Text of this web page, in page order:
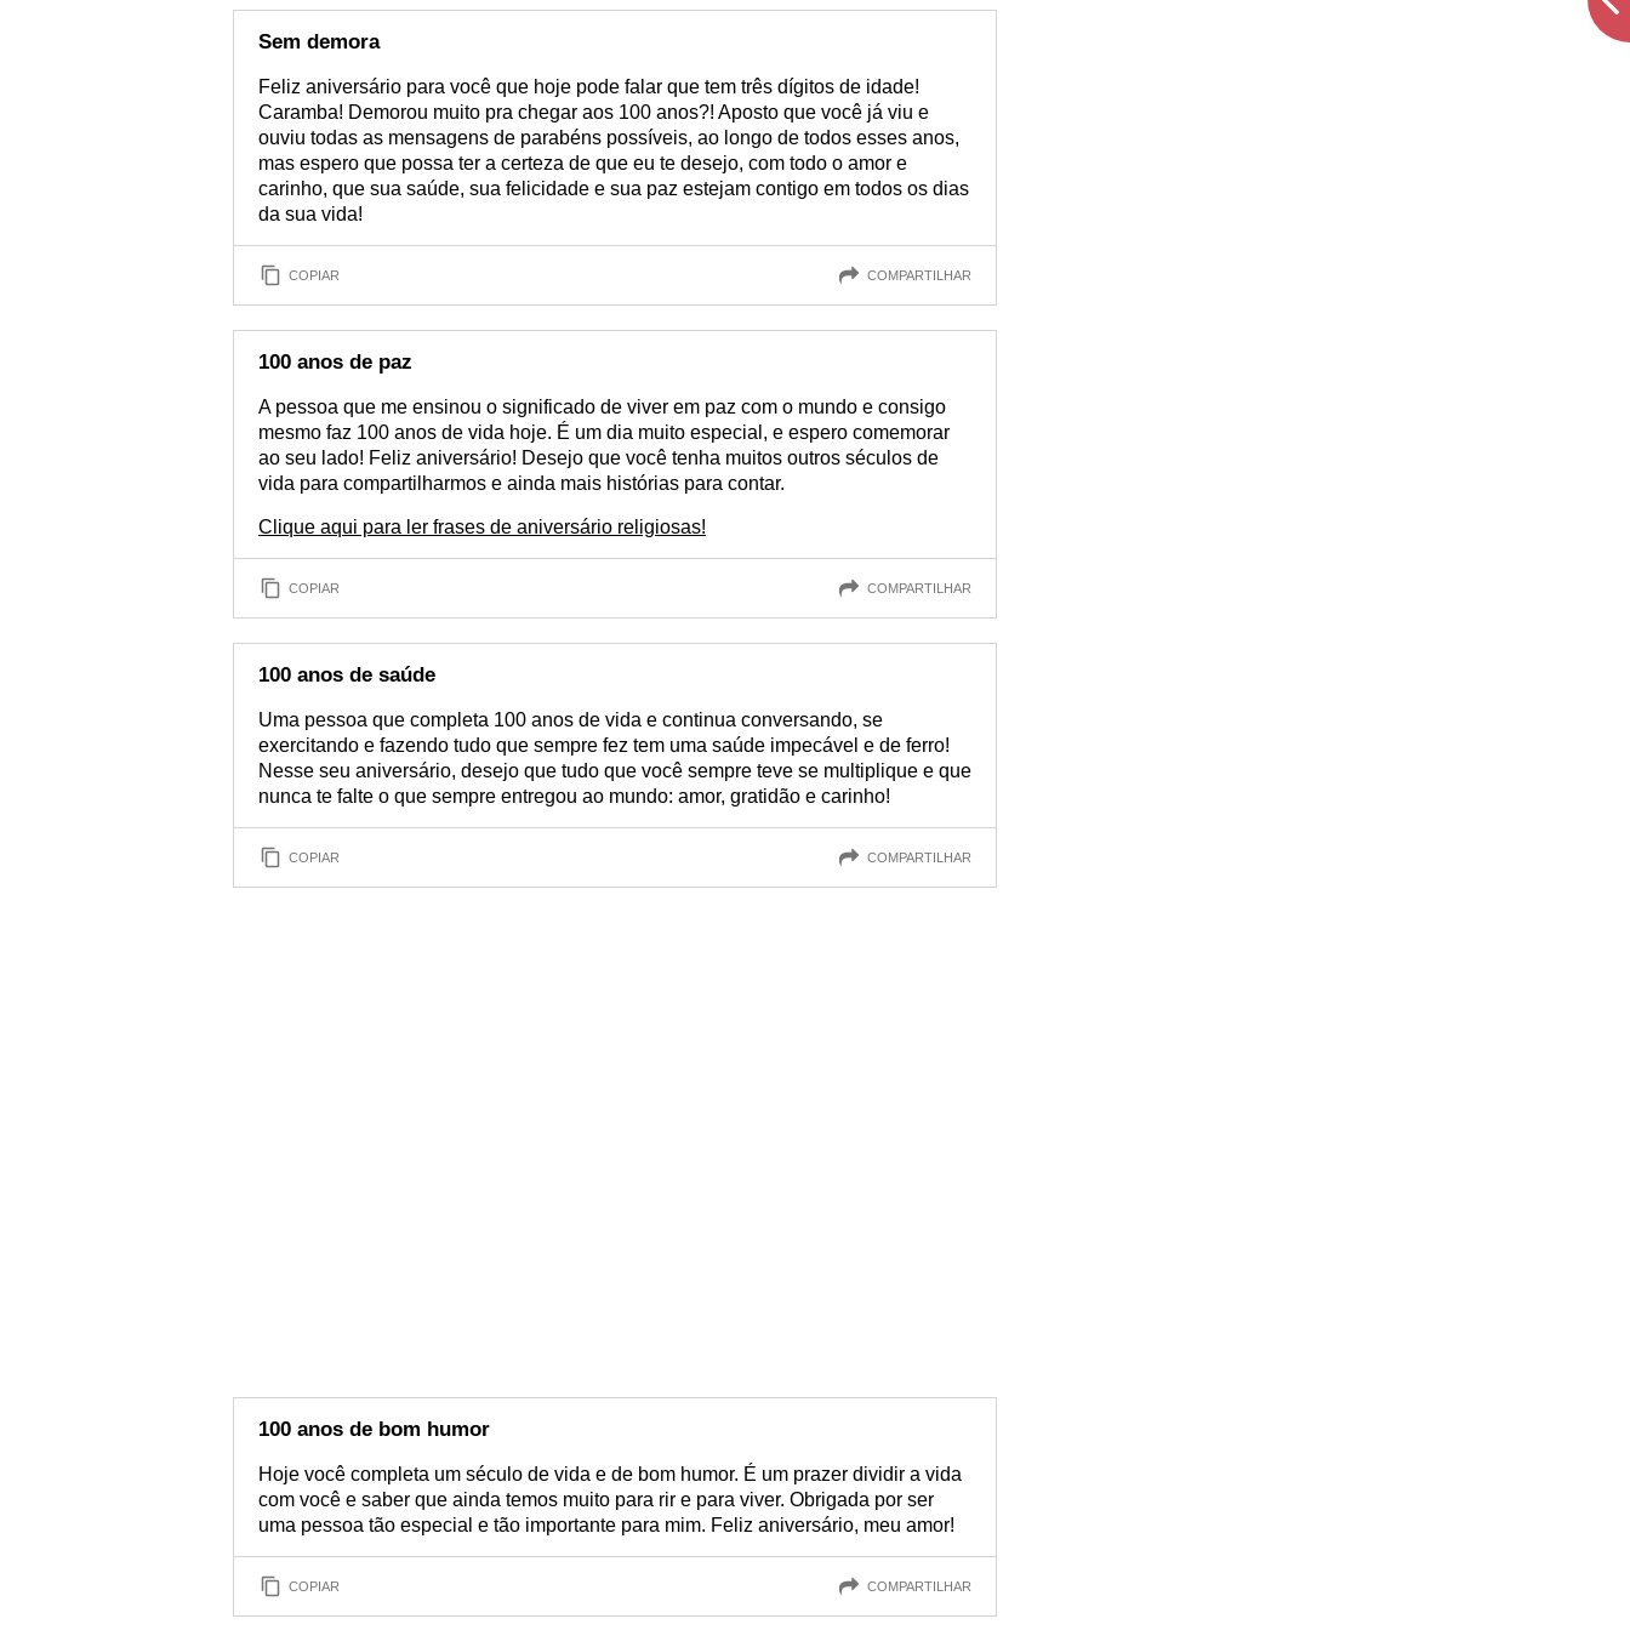
Sem demora
Feliz aniversário para você que hoje pode falar que tem três dígitos de idade!
Caramba! Demorou muito pra chegar aos 100 anos?! Aposto que você já viu e
ouviu todas as mensagens de parabéns possíveis, ao longo de todos esses anos,
mas espero que possa ter a certeza de que eu te desejo, com todo o amor e
carinho, que sua saúde, sua felicidade e sua paz estejam contigo em todos os dias
da sua vida!
COPIAR COMPARTILHAR
100 anos de paz
A pessoa que me ensinou o significado de viver em paz com o mundo e consigo
mesmo faz 100 anos de vida hoje. É um dia muito especial, e espero comemorar
ao seu lado! Feliz aniversário! Desejo que você tenha muitos outros séculos de
vida para compartilharmos e ainda mais histórias para contar.
Clique aqui para ler frases de aniversário religiosas!
COPIAR COMPARTILHAR
100 anos de saúde
Uma pessoa que completa 100 anos de vida e continua conversando, se
exercitando e fazendo tudo que sempre fez tem uma saúde impecável e de ferro!
Nesse seu aniversário, desejo que tudo que você sempre teve se multiplique e que
nunca te falte o que sempre entregou ao mundo: amor, gratidão e carinho!
COPIAR COMPARTILHAR
100 anos de bom humor
Hoje você completa um século de vida e de bom humor. É um prazer dividir a vida
com você e saber que ainda temos muito para rir e para viver. Obrigada por ser
uma pessoa tão especial e tão importante para mim. Feliz aniversário, meu amor!
COPIAR COMPARTILHAR